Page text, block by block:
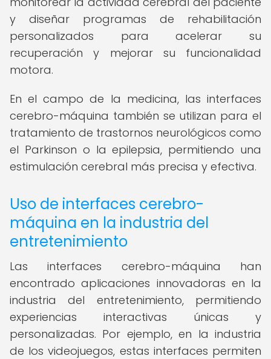
y diseñar programas de rehabilitación
personalizados para acelerar su
recuperación y mejorar su funcionalidad
motora.
En el campo de la medicina, las interfaces
cerebro-máquina también se utilizan para el
tratamiento de trastornos neurológicos como
el Parkinson o la epilepsia, permitiendo una
estimulación cerebral más precisa y efectiva.
Uso de interfaces cerebro-
máquina en la industria del
entretenimiento
Las interfaces cerebro-máquina han
encontrado aplicaciones innovadoras en la
industria del entretenimiento, permitiendo
experiencias interactivas únicas y
personalizadas. Por ejemplo, en la industria
de los videojuegos, estas interfaces permiten